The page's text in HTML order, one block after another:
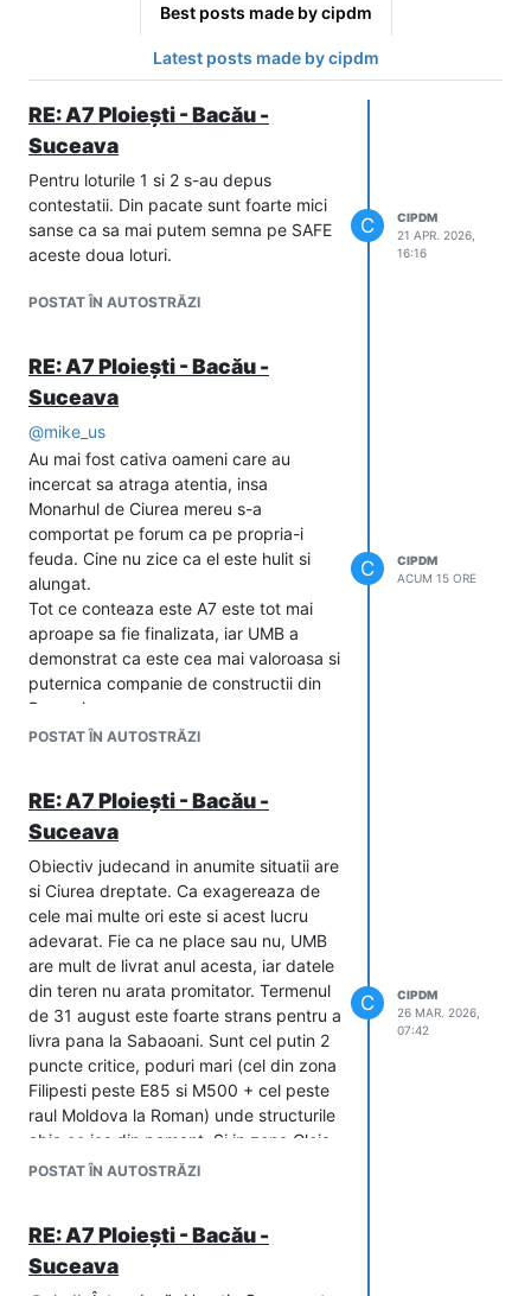
Best posts made by cipdm
Latest posts made by cipdm
RE: A7 Ploiești - Bacău -
Suceava
Pentru loturile 1 si 2 s-au depus
contestatii. Din pacate sunt foarte mici
sanse ca sa mai putem semna pe SAFE
aceste doua loturi.
POSTAT ÎN AUTOSTRĂZI
C
CIPDM
21 APR. 2026,
16:16
RE: A7 Ploiești - Bacău -
Suceava
@mike_us
Au mai fost cativa oameni care au
incercat sa atraga atentia, insa
Monarhul de Ciurea mereu s-a
comportat pe forum ca pe propria-i
feuda. Cine nu zice ca el este hulit si
alungat.
Tot ce conteaza este A7 este tot mai
aproape sa fie finalizata, iar UMB a
demonstrat ca este cea mai valoroasa si
puternica companie de constructii din
Romania.
POSTAT ÎN AUTOSTRĂZI
C
CIPDM
ACUM 15 ORE
RE: A7 Ploiești - Bacău -
Suceava
Obiectiv judecand in anumite situatii are
si Ciurea dreptate. Ca exagereaza de
cele mai multe ori este si acest lucru
adevarat. Fie ca ne place sau nu, UMB
are mult de livrat anul acesta, iar datele
din teren nu arata promitator. Termenul
de 31 august este foarte strans pentru a
livra pana la Sabaoani. Sunt cel putin 2
puncte critice, poduri mari (cel din zona
Filipesti peste E85 si M500 + cel peste
raul Moldova la Roman) unde structurile
abia ce ies din pamant. Si in zona Cleja
avem o structura foarte mare... Ca sa
fier la cele doua poduri.
POSTAT ÎN AUTOSTRĂZI
C
CIPDM
26 MAR. 2026,
07:42
RE: A7 Ploiești - Bacău -
Suceava